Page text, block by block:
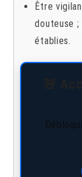
Être
douteuse
établies.